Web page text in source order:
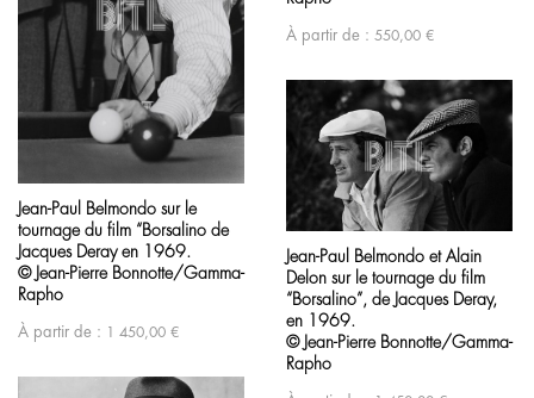
À partir de : 550,00 €
Jean-Paul Belmondo sur le
tournage du film “Borsalino de
Jacques Deray en 1969.
© Jean-Pierre Bonnotte/Gamma-
Rapho
À partir de : 1 450,00 €
Jean-Paul Belmondo et Alain
Delon sur le tournage du film
“Borsalino”, de Jacques Deray,
en 1969.
© Jean-Pierre Bonnotte/Gamma-
Rapho